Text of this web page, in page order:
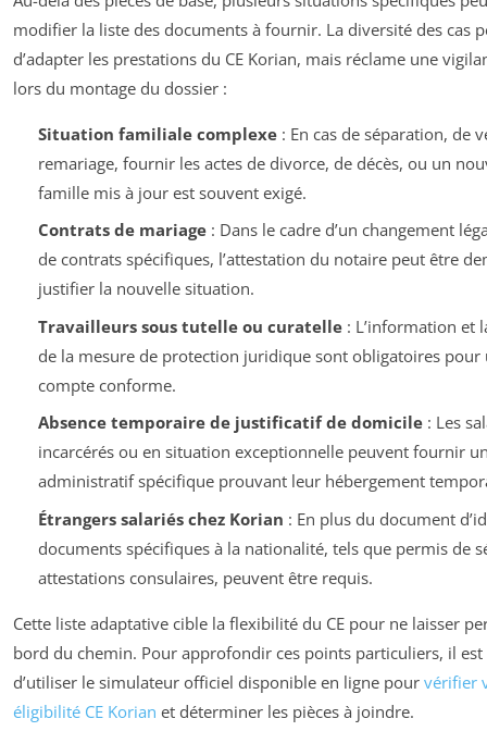
modifier la liste des documents à fournir. La diversité des cas
d’adapter les prestations du CE Korian, mais réclame une
lors du montage du dossier :
Situation familiale complexe: En cas de séparation, de
remariage, fournir les actes de divorce, de décès, ou un
famille mis à jour est souvent exigé.
Contrats de mariage: Dans le cadre d’un changement
de contrats spécifiques, l’attestation du notaire peut être
justifier la nouvelle situation.
Travailleurs sous tutelle ou curatelle: L’information et
de la mesure de protection juridique sont obligatoires pour
compte conforme.
Absence temporaire de justificatif de domicile: Les
incarcérés ou en situation exceptionnelle peuvent fournir
administratif spécifique prouvant leur hébergement
Étrangers salariés chez Korian : En plus du document
documents spécifiques à la nationalité, tels que permis de
attestations consulaires, peuvent être requis.
Cette liste adaptative cible la flexibilité du CE pour ne laisser
bord du chemin. Pour approfondir ces points particuliers, il est
d’utiliser le simulateur officiel disponible en ligne pour vérifier
éligibilité CE Korian et déterminer les pièces à joindre.